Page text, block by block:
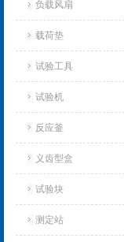
负载风扇
载荷垫
试验工具
试验机‌
反应釜
义齿型盒
试验块
测定站‌